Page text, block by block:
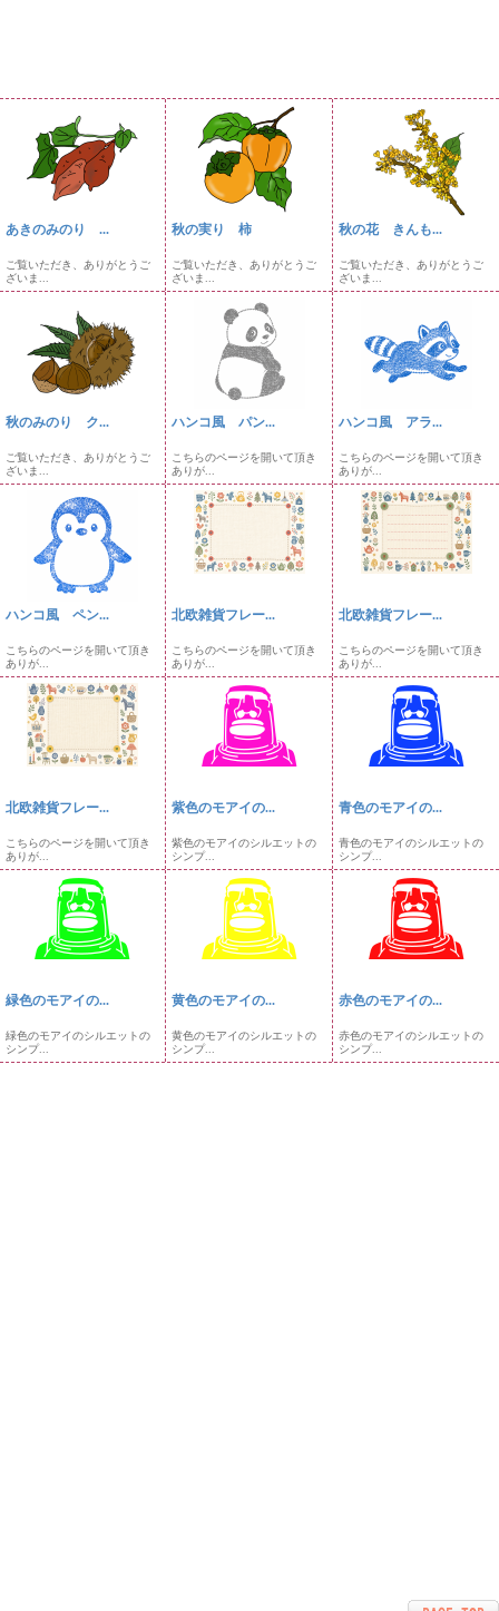
あきのみのり ...
ご覧いただき、ありがとうご
ざいま...
秋の実り 柿
ご覧いただき、ありがとうご
ざいま...
秋の花 きんも...
ご覧いただき、ありがとうご
ざいま...
秋のみのり ク...
ご覧いただき、ありがとうご
ざいま...
ハンコ風 パン...
こちらのページを開いて頂き
ありが...
ハンコ風 アラ...
こちらのページを開いて頂き
ありが...
ハンコ風 ペン...
こちらのページを開いて頂き
ありが...
北欧雑貨フレー...
こちらのページを開いて頂き
ありが...
北欧雑貨フレー...
こちらのページを開いて頂き
ありが...
北欧雑貨フレー...
こちらのページを開いて頂き
ありが...
紫色のモアイの...
紫色のモアイのシルエットの
シンプ...
青色のモアイの...
青色のモアイのシルエットの
シンプ...
緑色のモアイの...
緑色のモアイのシルエットの
シンプ...
黄色のモアイの...
黄色のモアイのシルエットの
シンプ...
赤色のモアイの...
赤色のモアイのシルエットの
シンプ...